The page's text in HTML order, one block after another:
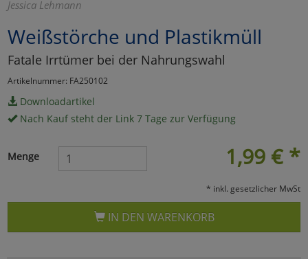
Jessica Lehmann
Weißstörche und Plastikmüll
Fatale Irrtümer bei der Nahrungswahl
Artikelnummer: FA250102
Downloadartikel
Nach Kauf steht der Link 7 Tage zur Verfügung
1,99 € *
Menge
* inkl. gesetzlicher MwSt
IN DEN WARENKORB
Umfragetools
Cookies
Alle Akzeptieren
Cookies
Einstellungen speichern
zurück